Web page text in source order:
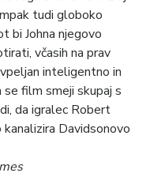
tudi globoko
bi Johna njegovo
včasih na prav
inteligentno in
film smeji skupaj s
da igralec Robert
Davidsonovo